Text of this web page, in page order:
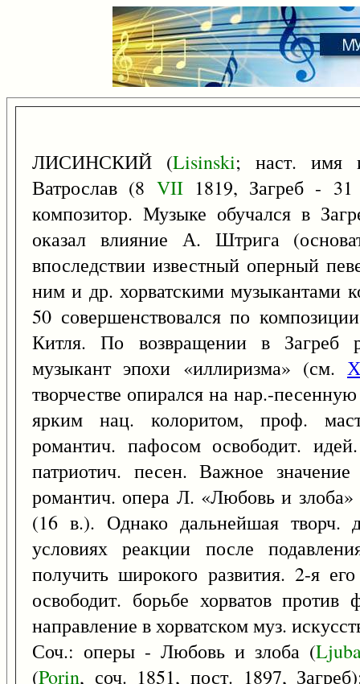
ЛИСИНСКИЙ (Lisinski; наст.
Ватрослав (8 VII1819, Загреб -
композитор. Музыке обучался в
оказал влияние А. Штрига
впоследствии известный оперный
ним и др. хорватскими музыкантами
50 совершенствовался по
Китля. По возвращении в Загреб
музыкант эпохи «иллиризма» (см.
творчестве опирался на нар.-
ярким нац. колоритом, проф.
романтич. пафосом освободит.
патриотич. песен. Важное
романтич. опера Л. «Любовь и
(16 в.). Однако дальнейшая творч.
условиях реакции после
получить широкого развития. 2-я
освободит. борьбе хорватов
направление в хорватском муз.
Соч.: оперы - Любовь и злоба (
(Porin, соч. 1851, пост. 1897,